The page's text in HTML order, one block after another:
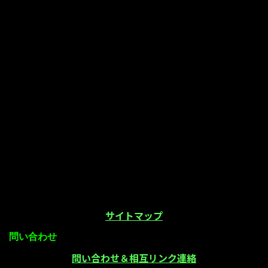
サイトマップ
問い合わせ
問い合わせ＆相互リンク連絡